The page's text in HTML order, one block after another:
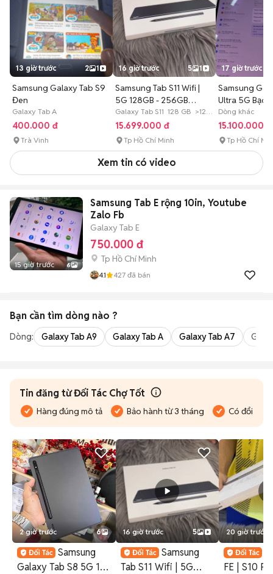
13 giờ trước 2 1
Samsung Galaxy Tab S9
Đen
Galaxy Tab A
400.000 đ
Trà Vinh
16 giờ trước 5 1
Samsung Tab S11 Wifi |
5G 128GB - 256GB
NewSeal VN
Galaxy Tab S11 128 GB >12
tháng
15.699.000 đ
Tp Hồ Chí Minh
17 giờ trước
Samsung
Ultra 5G Bạc
Dòng khác
15.100.000 đ
Tp Hồ Chí
Xem tin có video
15 giờ trước 6
Samsung Tab E rộng 10in, Youtube
Zalo Fb
Galaxy Tab E
750.000 đ
Tp Hồ Chí Minh
4.1 427 đã bán
Bạn cần tìm dòng nào ?
Dòng: Galaxy Tab A9 Galaxy Tab A Galaxy Tab A7
Tin đăng từ Đối Tác Chợ Tốt
Hàng đúng mô tả Bảo hành từ 3 tháng Có đổi trả
2 giờ trước 6
Samsung
Galaxy Tab S8 5G 11
16 giờ trước 5
Samsung
Tab S11 Wifi | 5G
20 giờ trước
FE | S10